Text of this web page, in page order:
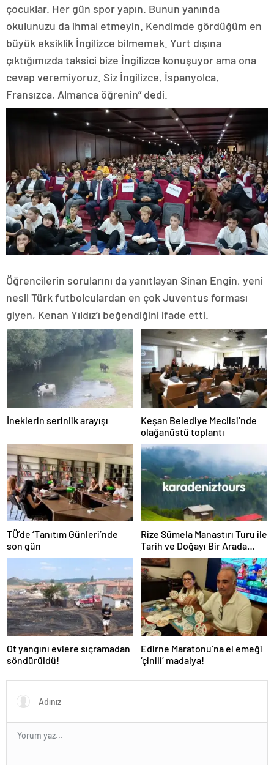
çocuklar. Her gün spor yapın. Bunun yanında
okulunuzu da ihmal etmeyin. Kendimde gördüğüm en
büyük eksiklik İngilizce bilmemek. Yurt dışına
çıktığımızda taksici bize İngilizce konuşuyor ama ona
cevap veremiyoruz. Siz İngilizce, İspanyolca,
Fransızca, Almanca öğrenin” dedi.
Öğrencilerin sorularını da yanıtlayan Sinan Engin, yeni
nesil Türk futbolculardan en çok Juventus forması
giyen, Kenan Yıldız’ı beğendiğini ifade etti.
İneklerin serinlik arayışı
Keşan Belediye Meclisi’nde
olağanüstü toplantı
TÜ’de ‘Tanıtım Günleri’nde
son gün
Rize Sümela Manastırı Turu ile
Tarih ve Doğayı Bir Arada
Keşfedin
Ot yangını evlere sıçramadan
söndürüldü!
Edirne Maratonu’na el emeği
‘çinili’ madalya!